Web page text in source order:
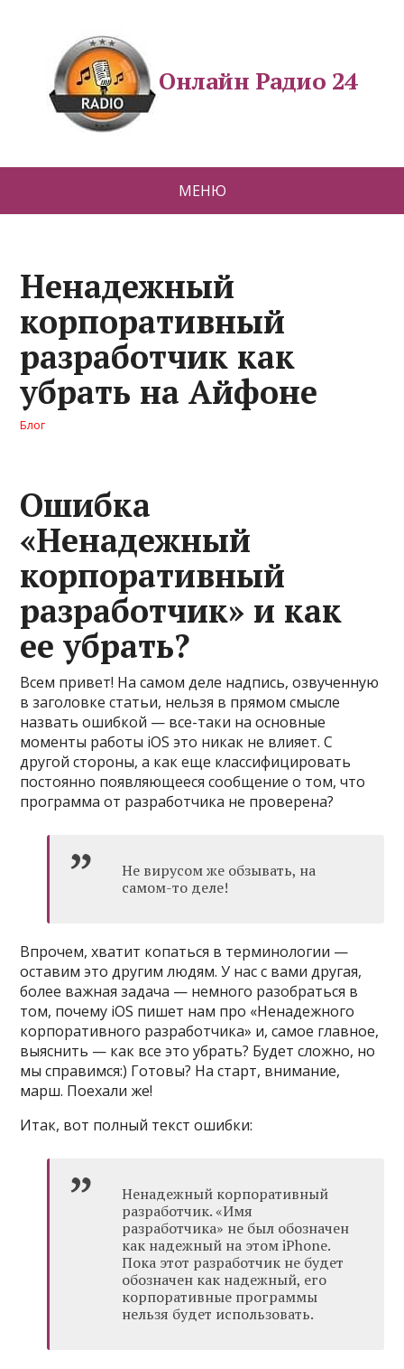
Онлайн Радио 24
МЕНЮ
Ненадежный
корпоративный
разработчик как
убрать на Айфоне
Блог
Ошибка
«Ненадежный
корпоративный
разработчик» и как
ее убрать?
Всем привет! На самом деле надпись, озвученную
в заголовке статьи, нельзя в прямом смысле
назвать ошибкой — все-таки на основные
моменты работы iOS это никак не влияет. С
другой стороны, а как еще классифицировать
постоянно появляющееся сообщение о том, что
программа от разработчика не проверена?
Не вирусом же обзывать, на
самом-то деле!
Впрочем, хватит копаться в терминологии —
оставим это другим людям. У нас с вами другая,
более важная задача — немного разобраться в
том, почему iOS пишет нам про «Ненадежного
корпоративного разработчика» и, самое главное,
выяснить — как все это убрать? Будет сложно, но
мы справимся:) Готовы? На старт, внимание,
марш. Поехали же!
Итак, вот полный текст ошибки:
Ненадежный корпоративный
разработчик. «Имя
разработчика» не был обозначен
как надежный на этом iPhone.
Пока этот разработчик не будет
обозначен как надежный, его
корпоративные программы
нельзя будет использовать.